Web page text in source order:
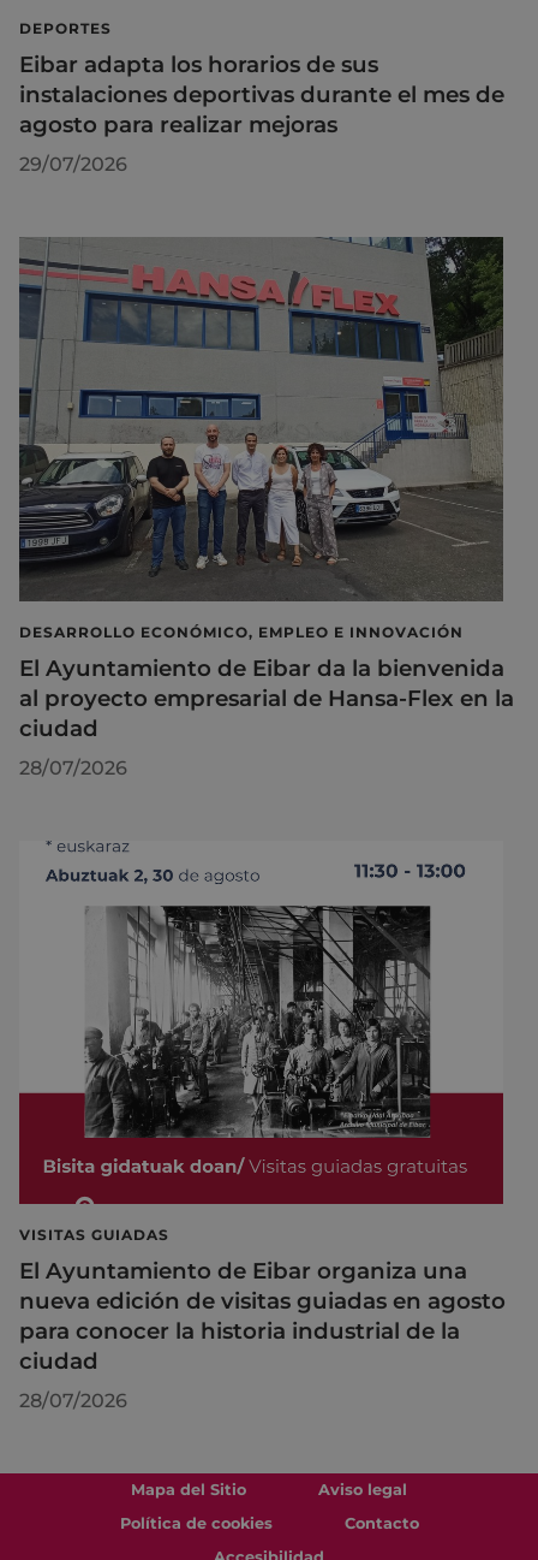
DEPORTES
Eibar adapta los horarios de sus
instalaciones deportivas durante el mes de
agosto para realizar mejoras
29/07/2026
DESARROLLO ECONÓMICO, EMPLEO E INNOVACIÓN
El Ayuntamiento de Eibar da la bienvenida
al proyecto empresarial de Hansa-Flex en la
ciudad
28/07/2026
VISITAS GUIADAS
El Ayuntamiento de Eibar organiza una
nueva edición de visitas guiadas en agosto
para conocer la historia industrial de la
ciudad
28/07/2026
Mapa del Sitio
Aviso legal
Política de cookies
Contacto